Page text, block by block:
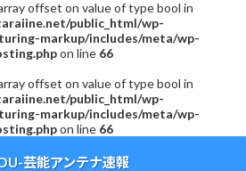
offset on value of type bool in
public_html/wp-
markup/includes/meta/wp-
on line 66
offset on value of type bool in
public_html/wp-
markup/includes/meta/wp-
on line 66
芸能アンテナ速報